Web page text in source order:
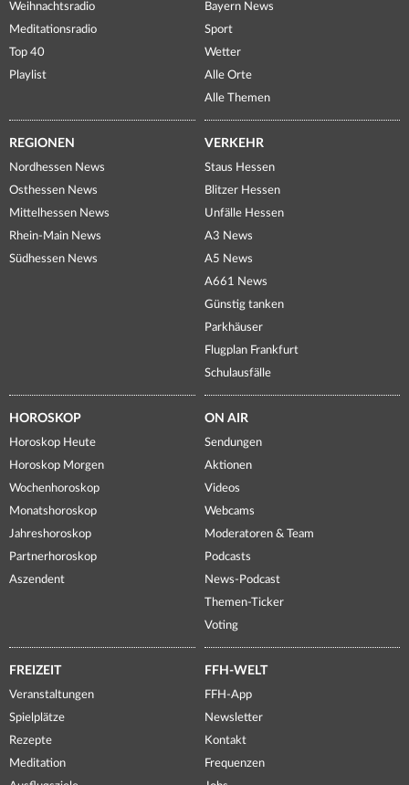
Weihnachtsradio
Meditationsradio
Top 40
Playlist
Bayern News
Sport
Wetter
Alle Orte
Alle Themen
REGIONEN
Nordhessen News
Osthessen News
Mittelhessen News
Rhein-Main News
Südhessen News
VERKEHR
Staus Hessen
Blitzer Hessen
Unfälle Hessen
A3 News
A5 News
A661 News
Günstig tanken
Parkhäuser
Flugplan Frankfurt
Schulausfälle
HOROSKOP
Horoskop Heute
Horoskop Morgen
Wochenhoroskop
Monatshoroskop
Jahreshoroskop
Partnerhoroskop
Aszendent
ON AIR
Sendungen
Aktionen
Videos
Webcams
Moderatoren & Team
Podcasts
News-Podcast
Themen-Ticker
Voting
FREIZEIT
Veranstaltungen
Spielplätze
Rezepte
Meditation
FFH-WELT
FFH-App
Newsletter
Kontakt
Frequenzen